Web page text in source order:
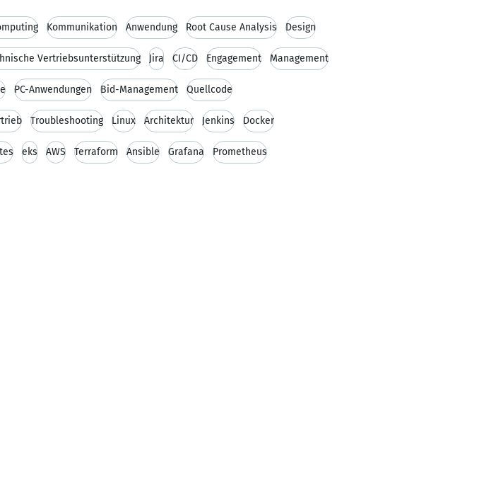
Kommunikation Anwendung Root Cause Analysis Design
Vertriebsunterstützung Jira CI/CD Engagement Management
PC-Anwendungen Bid-Management Quellcode
Troubleshooting Linux Architektur Jenkins Docker
eks AWS Terraform Ansible Grafana Prometheus